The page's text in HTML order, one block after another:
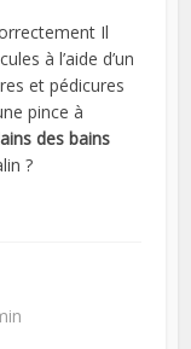
Il
à l’aide d’un
et pédicures
pince à
des bains
?